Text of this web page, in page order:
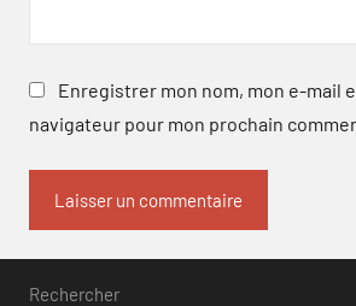
Enregistrer mon nom, mon e-mail
navigateur pour mon prochain
Rechercher